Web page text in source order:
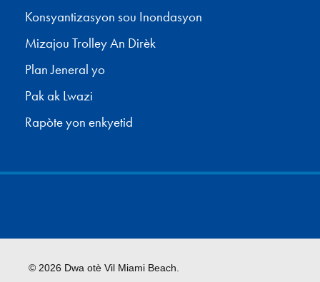
Konsyantizasyon sou Inondasyon
Mizajou Trolley An Dirèk
Plan Jeneral yo
Pak ak Lwazi
Rapòte yon enkyetid
© 2026 Dwa otè Vil Miami Beach.